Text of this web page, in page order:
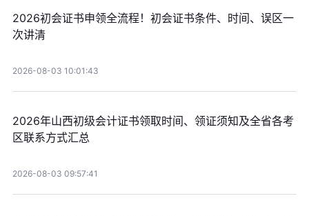
2026初会证书申领全流程！初会证书条件、时间、误区一
次讲清
2026-08-03 10:01:43
2026年山西初级会计证书领取时间、领证须知及全省各考
区联系方式汇总
2026-08-03 09:57:41